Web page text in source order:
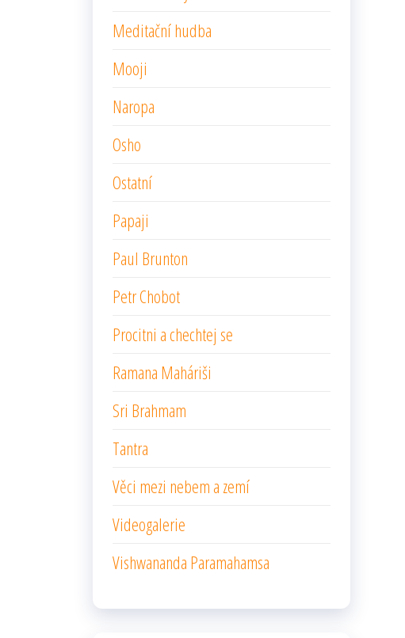
Meditační hudba
Mooji
Naropa
Osho
Ostatní
Papaji
Paul Brunton
Petr Chobot
Procitni a chechtej se
Ramana Maháriši
Sri Brahmam
Tantra
Věci mezi nebem a zemí
Videogalerie
Vishwananda Paramahamsa